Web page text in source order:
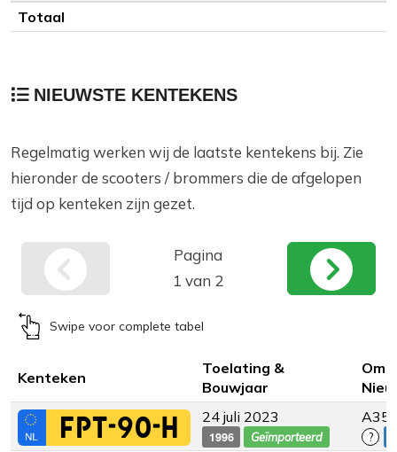
Totaal
NIEUWSTE KENTEKENS
Regelmatig werken wij de laatste kentekens bij. Zie
hieronder de scooters / brommers die de afgelopen
tijd op kenteken zijn gezet.
Pagina
1 van 2
Swipe voor complete tabel
Kenteken
Toelating &
Bouwjaar
FPT-90-H 24 juli 2023
1996 Geïmporteerd ?